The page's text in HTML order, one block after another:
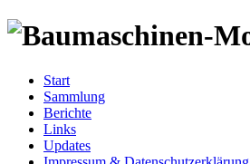
Start
Sammlung
Berichte
Links
Updates